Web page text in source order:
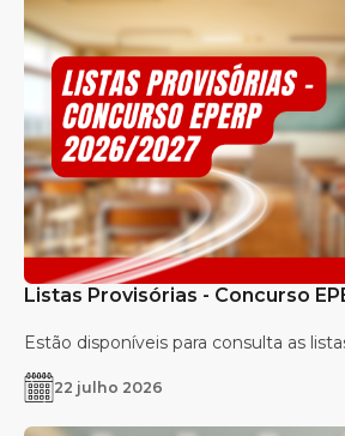
Listas Provisórias - Concurso
Estão disponíveis para consulta as
22 julho 2026